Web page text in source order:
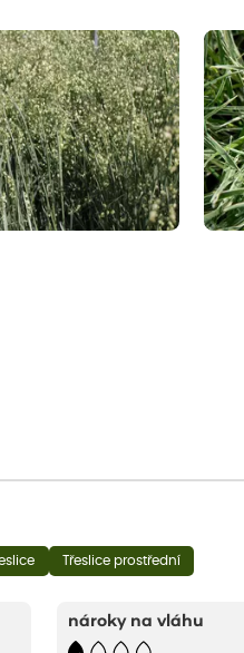
Třeslice prostřední
nároky na vláhu